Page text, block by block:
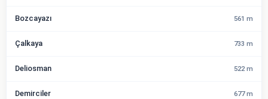
Bozcayazı 561 m
Çalkaya 733 m
Deliosman 522 m
Demirciler 677 m